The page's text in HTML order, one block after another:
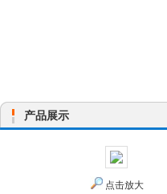
产品展示
点击放大